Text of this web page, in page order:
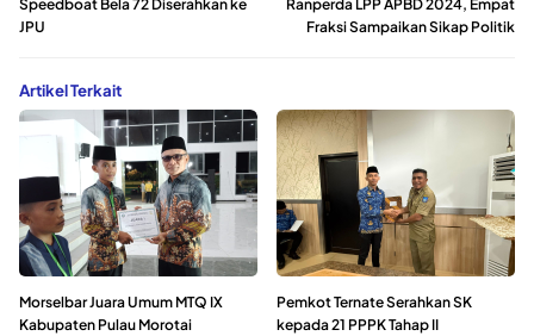
Speedboat Bela 72 Diserahkan ke
JPU
Ranperda LPP APBD 2024, Empat
Fraksi Sampaikan Sikap Politik
Artikel Terkait
Morselbar Juara Umum MTQ IX
Kabupaten Pulau Morotai
Pemkot Ternate Serahkan SK
kepada 21 PPPK Tahap II